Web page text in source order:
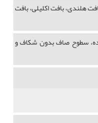
هلندی، بافت اکلیلی، بافت
سطوح صاف بدون شکاف و